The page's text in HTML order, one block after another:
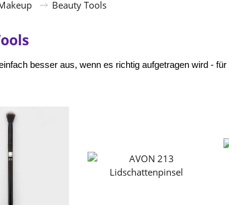
Beauty Tools
besser aus, wenn es richtig aufgetragen wird -